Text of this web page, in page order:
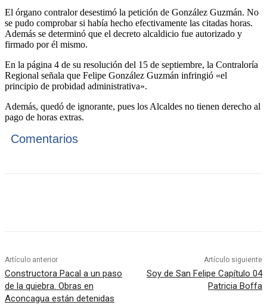
El órgano contralor desestimó la petición de González Guzmán. No
se pudo comprobar si había hecho efectivamente las citadas horas.
Además se determinó que el decreto alcaldicio fue autorizado y
firmado por él mismo.
En la página 4 de su resolución del 15 de septiembre, la Contraloría
Regional señala que Felipe González Guzmán infringió «el
principio de probidad administrativa».
Además, quedó de ignorante, pues los Alcaldes no tienen derecho al
pago de horas extras.
Comentarios
Artículo anterior
Constructora Pacal a un paso
de la quiebra. Obras en
Aconcagua están detenidas
Artículo siguiente
Soy de San Felipe Capítulo 04
Patricia Boffa